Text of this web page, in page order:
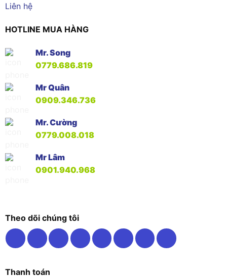
Liên hệ
HOTLINE MUA HÀNG
Mr. Song
0779.686.819
Mr Quân
0909.346.736
Mr. Cường
0779.008.018
Mr Lâm
0901.940.968
Theo dõi chúng tôi
Thanh toán